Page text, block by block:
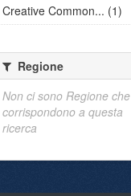
Creative Common... (1)
Regione
Non ci sono Regione che
corrispondono a questa
ricerca